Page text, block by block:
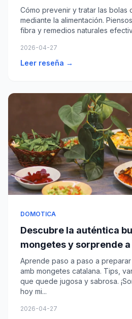
Cómo prevenir y tratar las bolas
mediante la alimentación.
fibra y remedios naturales
2026-04-27
Leer reseña →
DOMOTICA
Descubre la auténtica
mongetes y sorprende
Aprende paso a paso a
amb mongetes catalana. Tips,
que quede jugosa y sabrosa.
hoy mi...
2026-04-27